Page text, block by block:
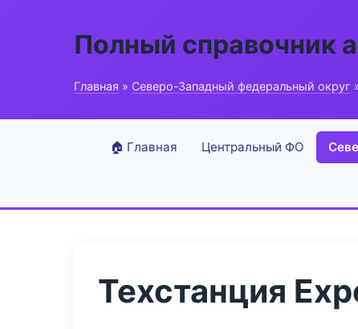
Полный справочник
Главная » Северо-Западный федеральный округ
🏠 Главная Центральный ФО
Техстанция